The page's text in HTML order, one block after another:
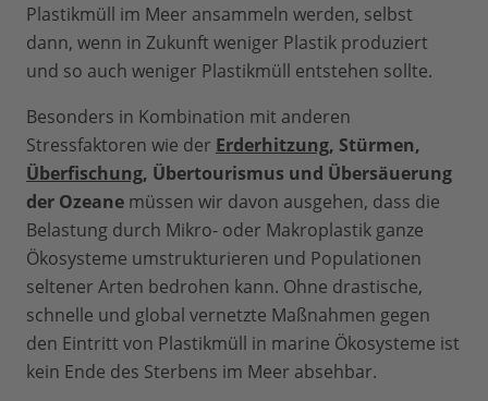
Plastikmüll im Meer ansammeln werden, selbst
dann, wenn in Zukunft weniger Plastik produziert
und so auch weniger Plastikmüll entstehen sollte.
Besonders in Kombination mit anderen
Stressfaktoren wie der Erderhitzung, Stürmen,
Überfischung, Übertourismus und Übersäuerung
der Ozeane müssen wir davon ausgehen, dass die
Belastung durch Mikro- oder Makroplastik ganze
Ökosysteme umstrukturieren und Populationen
seltener Arten bedrohen kann. Ohne drastische,
schnelle und global vernetzte Maßnahmen gegen
den Eintritt von Plastikmüll in marine Ökosysteme ist
kein Ende des Sterbens im Meer absehbar.